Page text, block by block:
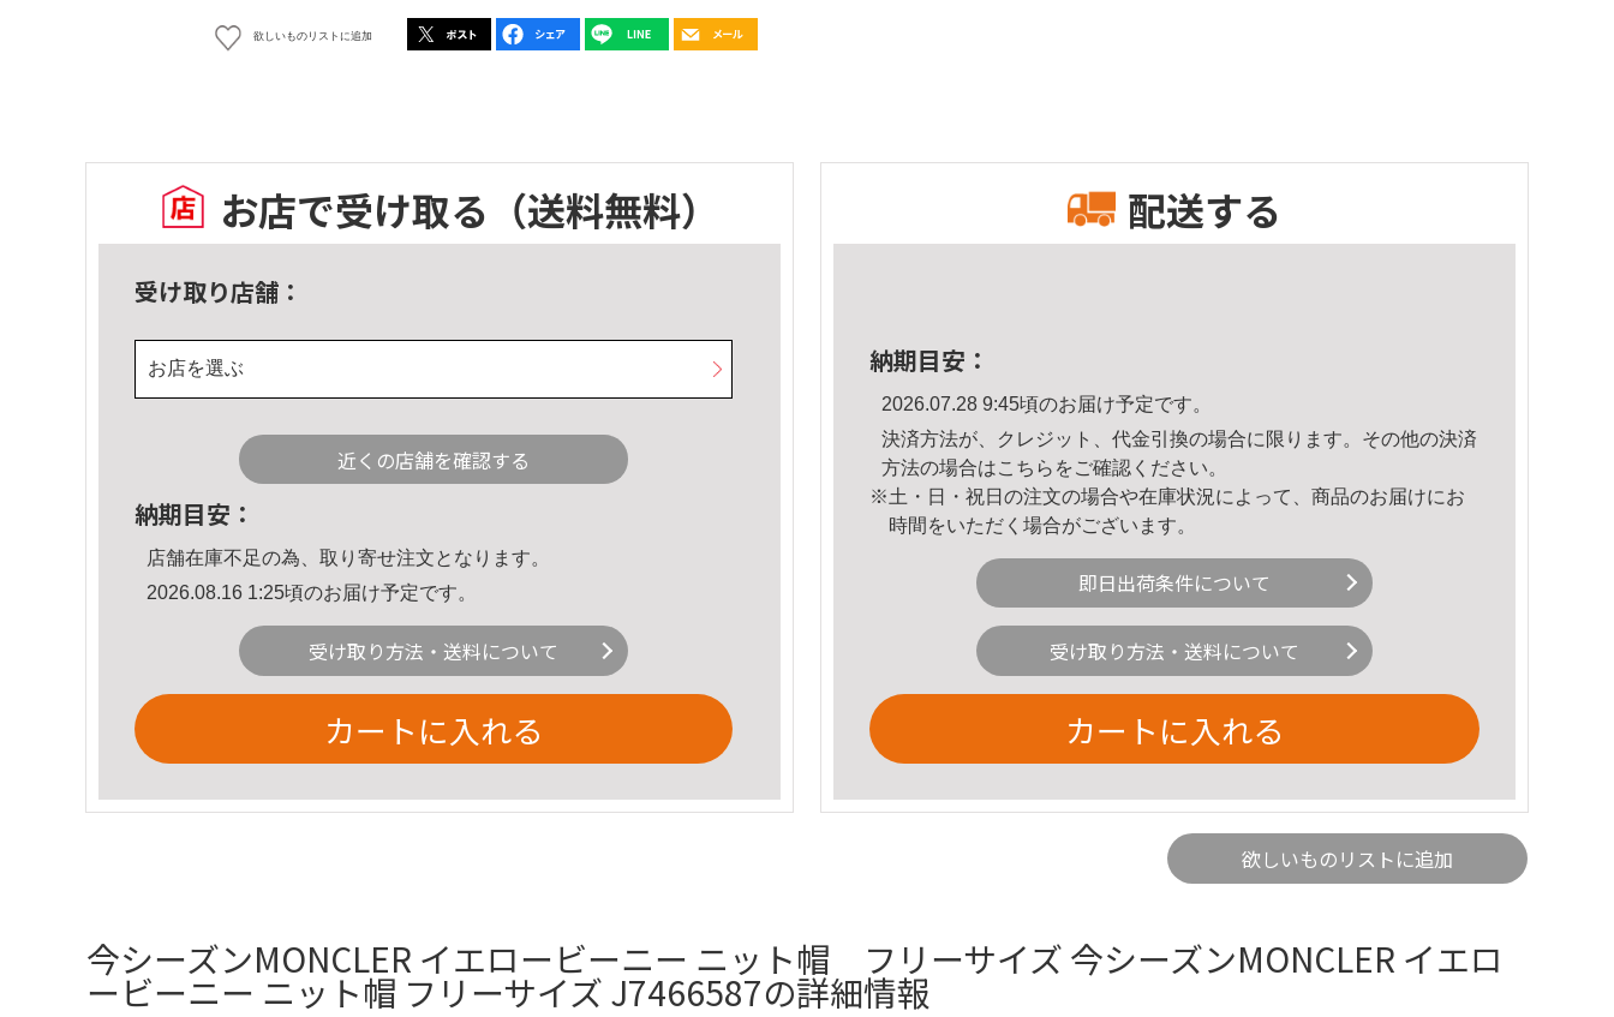
欲しいものリストに追加
お店で受け取る （送料無料）
受け取り店舗：
お店を選ぶ
近くの店舗を確認する
納期目安：
店舗在庫不足の為、取り寄せ注文となります。
2026.08.16 1:25頃のお届け予定です。
受け取り方法・送料について
カートに入れる
配送する
納期目安：
2026.07.28 9:45頃のお届け予定です。
決済方法が、クレジット、代金引換の場合に限ります。その他の決済
方法の場合はこちら をご確認ください。
※土・日・祝日の注文の場合や在庫状況によって、商品のお届けにお
時間をいただく場合がございます。
即日出荷条件について
受け取り方法・送料について
カートに入れる
欲しいものリストに追加
今シーズンMONCLER イエロービーニー ニット帽 フリーサイズ 今シーズンMONCLER イエロ
ービーニー ニット帽 フリーサイズ J7466587の詳細情報